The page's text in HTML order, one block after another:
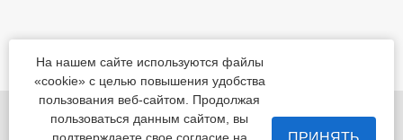
455022, Челябинская обл., Магнитогорск, шоссе
Белорецкое, д.5
На нашем сайте используются файлы
«cookie» с целью повышения удобства
пользования веб-сайтом. Продолжая
пользоваться данным сайтом, вы